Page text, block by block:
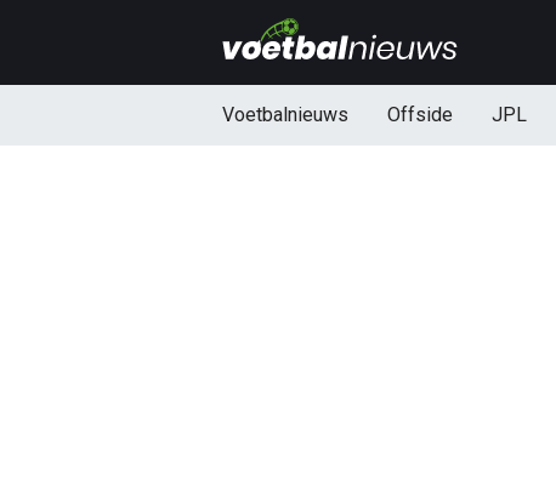
Voetbalnieuws Offside JPL